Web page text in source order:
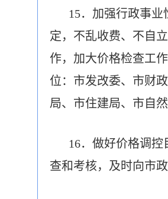
15．加强行政事
定，不乱收费、不自
作，加大价格检查工
位：市发改委、市财
局、市住建局、市自
16．做好价格调
查和考核，及时向市